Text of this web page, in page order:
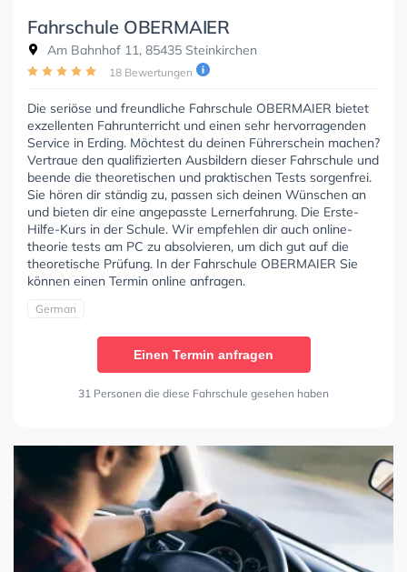
Fahrschule OBERMAIER
Am Bahnhof 11, 85435 Steinkirchen
18 Bewertungen
Die seriöse und freundliche Fahrschule OBERMAIER bietet
exzellenten Fahrunterricht und einen sehr hervorragenden
Service in Erding. Möchtest du deinen Führerschein machen?
Vertraue den qualifizierten Ausbildern dieser Fahrschule und
beende die theoretischen und praktischen Tests sorgenfrei.
Sie hören dir ständig zu, passen sich deinen Wünschen an
und bieten dir eine angepasste Lernerfahrung. Die Erste-
Hilfe-Kurs in der Schule. Wir empfehlen dir auch online-
theorie tests am PC zu absolvieren, um dich gut auf die
theoretische Prüfung. In der Fahrschule OBERMAIER Sie
können einen Termin online anfragen.
German
Einen Termin anfragen
31 Personen die diese Fahrschule gesehen haben